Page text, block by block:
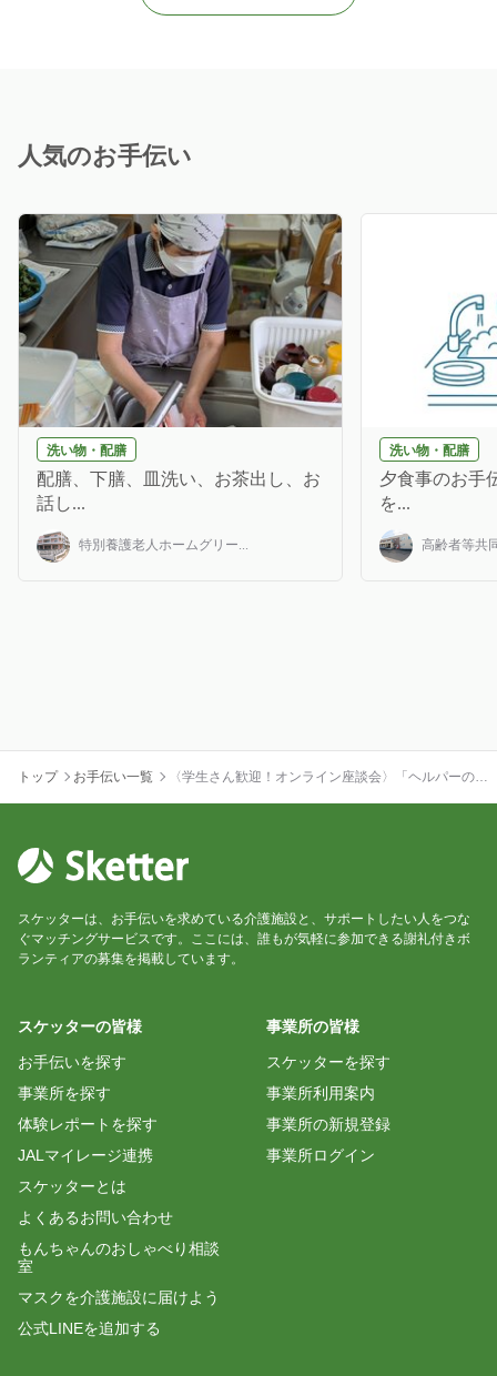
人気のお手伝い
洗い物・配膳
配膳、下膳、皿洗い、お茶出し、お
話し...
特別養護老人ホームグリー...
洗い物・配膳
夕食事のお手
を...
高齢者等共
トップ お手伝い一覧
〈学生さん歓迎！オンライン座談会〉「ヘルパーの働
スケッターは、お手伝いを求めている介護施設と、サポートしたい人をつな
ぐマッチングサービスです。ここには、誰もが気軽に参加できる謝礼付きボ
ランティアの募集を掲載しています。
スケッターの皆様
お手伝いを探す
事業所を探す
体験レポートを探す
JALマイレージ連携
スケッターとは
よくあるお問い合わせ
もんちゃんのおしゃべり相談
室
マスクを介護施設に届けよう
公式LINEを追加する
事業所の皆様
スケッターを探す
事業所利用案内
事業所の新規登録
事業所ログイン